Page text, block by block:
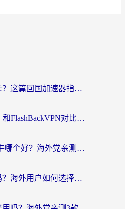
美国看世界杯总卡？这篇回国加速器指南帮你无缝刷国内资源（附苹果手机VPN设置步骤）
穿梭VPN好用吗？和FlashBackVPN对比哪个回国效果更好？
Quickback和小黑牛哪个好？海外党亲测指南，选对回国加速器秒回国内
迅游和银河好用吗？海外用户如何选择回国加速器实现无缝访问国内资源